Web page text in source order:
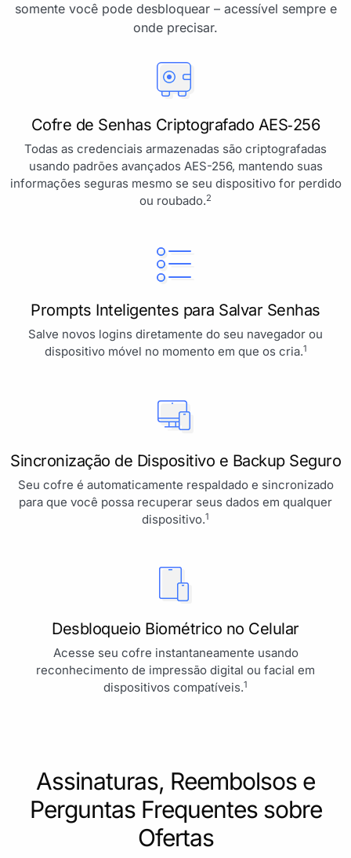
somente você pode desbloquear – acessível sempre e
onde precisar.
Cofre de Senhas Criptografado AES‑256
Todas as credenciais armazenadas são criptografadas
usando padrões avançados AES-256, mantendo suas
informações seguras mesmo se seu dispositivo for perdido
ou roubado.2
Prompts Inteligentes para Salvar Senhas
Salve novos logins diretamente do seu navegador ou
dispositivo móvel no momento em que os cria.1
Sincronização de Dispositivo e Backup Seguro
Seu cofre é automaticamente respaldado e sincronizado
para que você possa recuperar seus dados em qualquer
dispositivo.1
Desbloqueio Biométrico no Celular
Acesse seu cofre instantaneamente usando
reconhecimento de impressão digital ou facial em
dispositivos compatíveis.1
Assinaturas, Reembolsos e
Perguntas Frequentes sobre
Ofertas